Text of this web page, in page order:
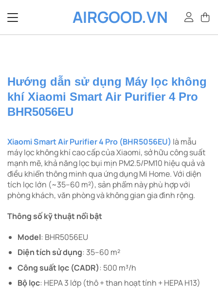
qua
dung
AIRGOOD.VN
Hướng dẫn sử dụng Máy lọc không
khí Xiaomi Smart Air Purifier 4 Pro
BHR5056EU
Xiaomi Smart Air Purifier 4 Pro (BHR5056EU) là mẫu
máy lọc không khí cao cấp của Xiaomi, sở hữu công suất
mạnh mẽ, khả năng lọc bụi mịn PM2.5/PM10 hiệu quả và
điều khiển thông minh qua ứng dụng Mi Home. Với diện
tích lọc lớn (~35–60 m²), sản phẩm này phù hợp với
phòng khách, văn phòng và không gian gia đình rộng.
Thông số kỹ thuật nổi bật
Model: BHR5056EU
Diện tích sử dụng: 35–60 m²
Công suất lọc (CADR): 500 m³/h
Bộ lọc: HEPA 3 lớp (thô + than hoạt tính + HEPA H13)